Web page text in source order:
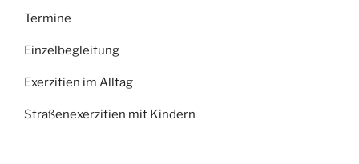
Termine
Einzelbegleitung
Exerzitien im Alltag
Straßenexerzitien mit Kindern